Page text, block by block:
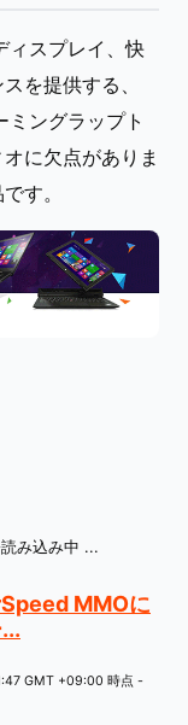
スプレイ、快
を提供する、
ングラップト
に欠点がありま
す。
MMOに
GMT +09:00 時点 -